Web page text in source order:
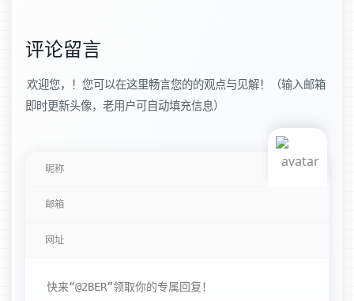
评论留言
欢迎您，！您可以在这里畅言您的的观点与见解！（输入邮箱
即时更新头像，老用户可自动填充信息）